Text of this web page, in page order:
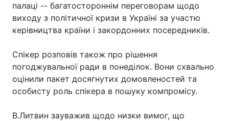
Спорт Наука
Техно і зв'язок
Зброя Інциденти
Здоров'я Туризм
палаці -- багатостороннім переговорам щодо
виходу з політичної кризи в Україні за участю
керівництва країни і закордонних посередників.
Спікер розповів також про рішення
погоджувальної ради в понеділок. Вони схвально
оцінили пакет досягнутих домовленостей та
особисту роль спікера в пошуку компромісу.
В.Литвин зауважив щодо низки вимог, що